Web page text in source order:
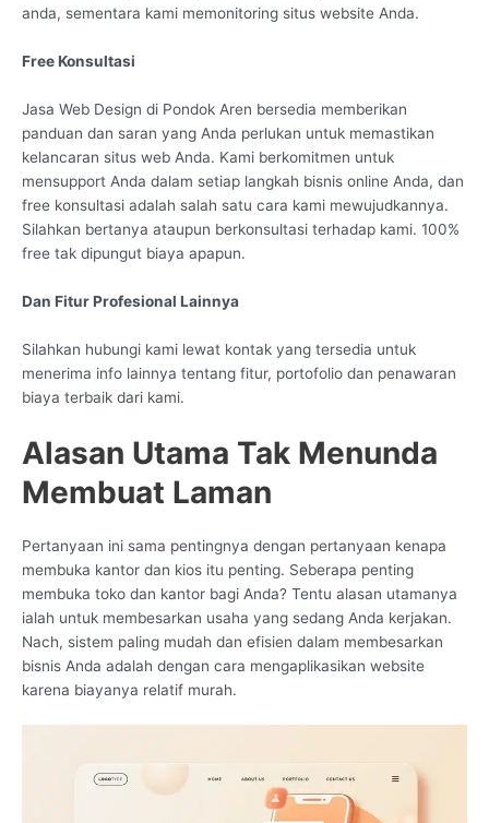
anda, sementara kami memonitoring situs website Anda.
Free Konsultasi
Jasa Web Design di Pondok Aren bersedia memberikan
panduan dan saran yang Anda perlukan untuk memastikan
kelancaran situs web Anda. Kami berkomitmen untuk
mensupport Anda dalam setiap langkah bisnis online Anda, dan
free konsultasi adalah salah satu cara kami mewujudkannya.
Silahkan bertanya ataupun berkonsultasi terhadap kami. 100%
free tak dipungut biaya apapun.
Dan Fitur Profesional Lainnya
Silahkan hubungi kami lewat kontak yang tersedia untuk
menerima info lainnya tentang fitur, portofolio dan penawaran
biaya terbaik dari kami.
Alasan Utama Tak Menunda
Membuat Laman
Pertanyaan ini sama pentingnya dengan pertanyaan kenapa
membuka kantor dan kios itu penting. Seberapa penting
membuka toko dan kantor bagi Anda? Tentu alasan utamanya
ialah untuk membesarkan usaha yang sedang Anda kerjakan.
Nach, sistem paling mudah dan efisien dalam membesarkan
bisnis Anda adalah dengan cara mengaplikasikan website
karena biayanya relatif murah.